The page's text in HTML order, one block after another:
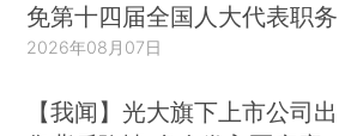
免第十四届全国人大代表职务
2026年08月07日
【我闻】光大旗下上市公司出